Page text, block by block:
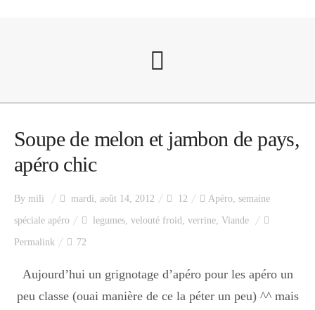
A propos
Catégories
Apéro
Soupe de melon et jambon de pays,
apéro chic
By mili mardi, août 14, 2012 12 Apéro, semaine
spéciale apéro legumes, velouté froid, verrine, Viande
Permalink 72
Aujourd’hui un grignotage d’apéro pour les apéro un
peu classe (ouai manière de ce la péter un peu) ^^ mais